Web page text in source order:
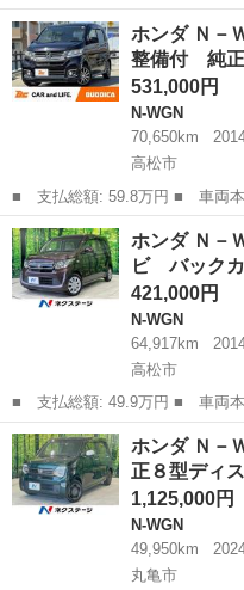
名： ホンダ ■ 車種名： Ｎ
シュスタート／スマートキー／
ー／横滑り防...
香川 木田郡 N-WGN
ホンダ Ｎ
整備付 純
531,000円
N-WGN
70,650km
高松市
■ 支払総額: 59.8万円 ■ 車両本体価格： 531,000 円 ■ メーカー
名： ホンダ ■ 車種名： Ｎ
Ｇ 禁煙車 車検整備付 純正
ＩＤヘッドラ...
香川 高松市 N-WGN
ホンダ Ｎ－
ビ バック
421,000円
N-WGN
64,917km
高松市
■ 支払総額: 49.9万円 ■ 車両本体価格： 421,000 円 ■ メーカー
名： ホンダ ■ 車種名： Ｎ－
ッケージ ＳＤナビ バックカ
車 スマートキ...
香川 高松市 N-WGN
ホンダ Ｎ
正８型ディ
1,125,000円
N-WGN
49,950km
丸亀市